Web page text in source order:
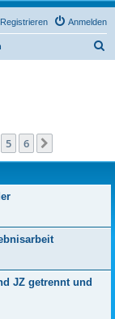
Anmelden
Registrieren
5 6
JZ getrennt und